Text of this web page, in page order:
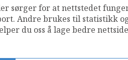
sørger for at nettstedet
Andre brukes til statistikk
du oss å lage bedre